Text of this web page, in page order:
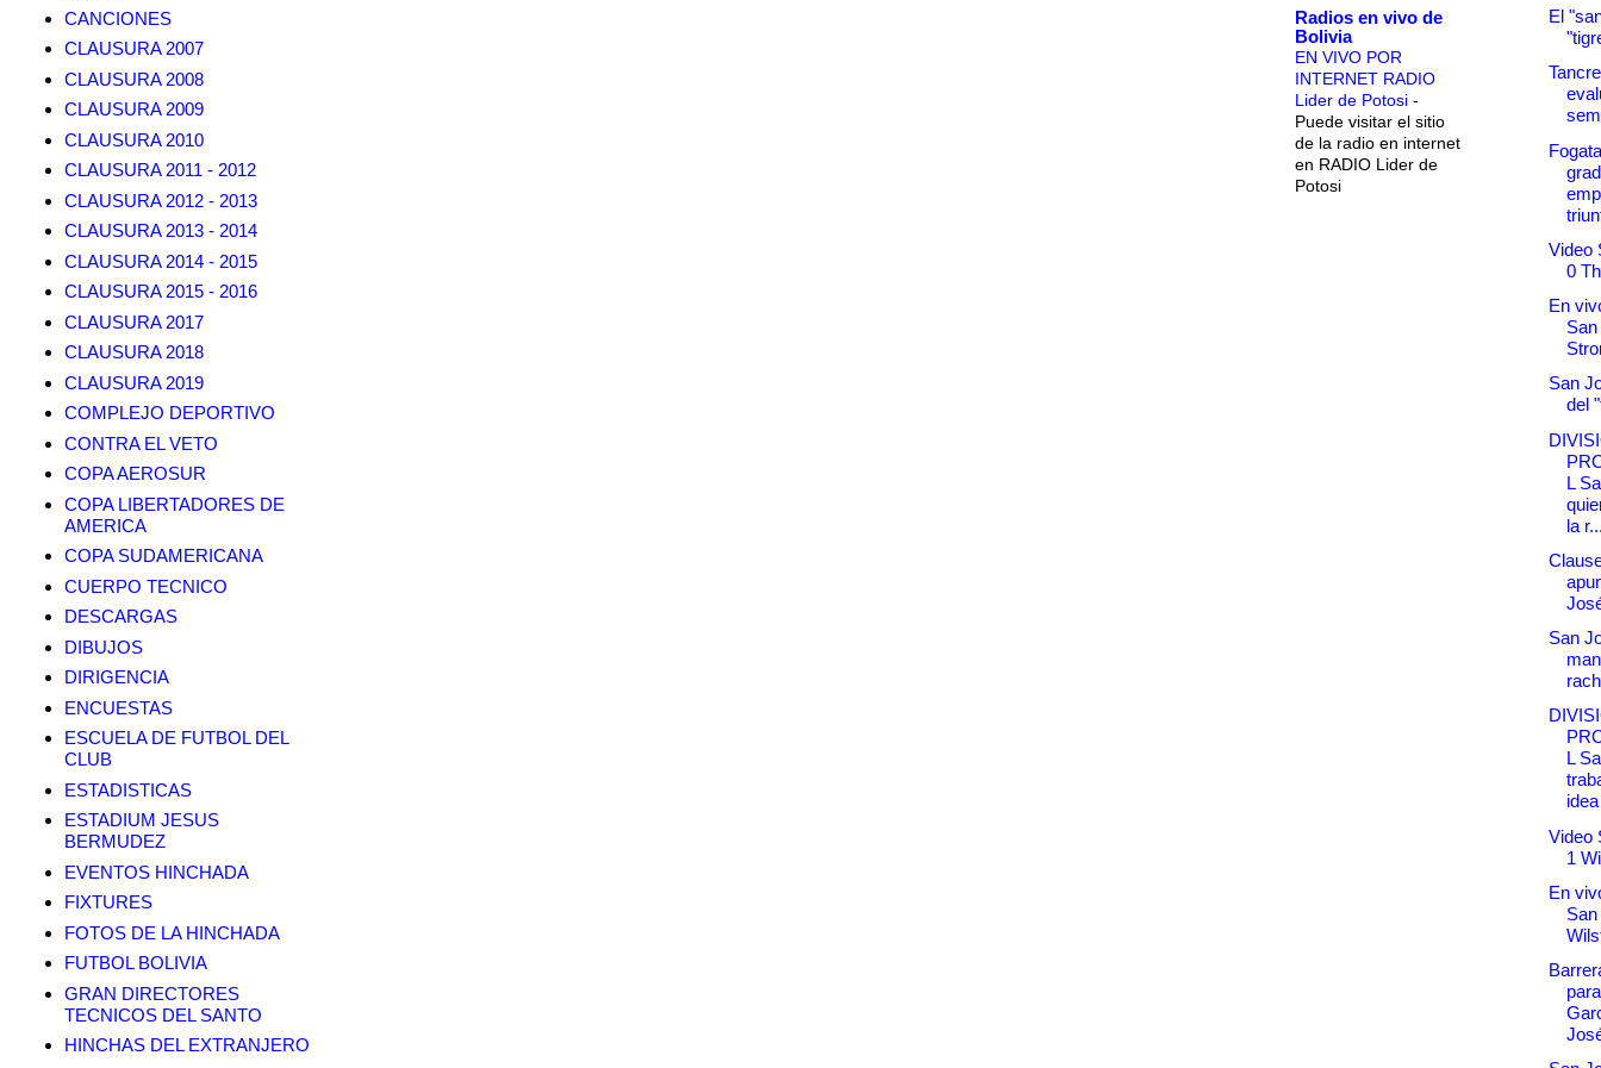
CANCIONES
CLAUSURA 2007
CLAUSURA 2008
CLAUSURA 2009
CLAUSURA 2010
CLAUSURA 2011 - 2012
CLAUSURA 2012 - 2013
CLAUSURA 2013 - 2014
CLAUSURA 2014 - 2015
CLAUSURA 2015 - 2016
CLAUSURA 2017
CLAUSURA 2018
CLAUSURA 2019
COMPLEJO DEPORTIVO
CONTRA EL VETO
COPA AEROSUR
COPA LIBERTADORES DE
AMERICA
COPA SUDAMERICANA
CUERPO TECNICO
DESCARGAS
DIBUJOS
DIRIGENCIA
ENCUESTAS
ESCUELA DE FUTBOL DEL
CLUB
ESTADISTICAS
ESTADIUM JESUS
BERMUDEZ
EVENTOS HINCHADA
FIXTURES
FOTOS DE LA HINCHADA
FUTBOL BOLIVIA
GRAN DIRECTORES
TECNICOS DEL SANTO
HINCHAS DEL EXTRANJERO
Radios en vivo de
Bolivia
EN VIVO POR
INTERNET RADIO
Lider de Potosi -
Puede visitar el sitio
de la radio en internet
en RADIO Lider de
Potosi
El
Video
0
En
San
del
L
la
San
L
Video
1
En